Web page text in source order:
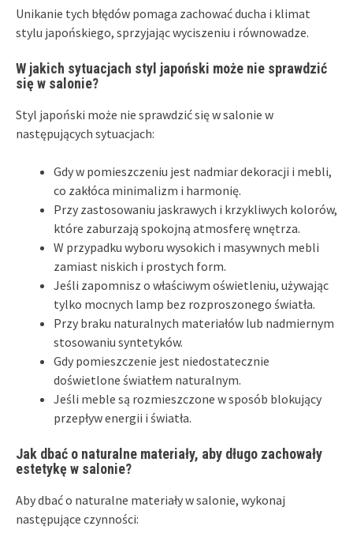
Unikanie tych błędów pomaga zachować ducha i klimat
stylu japońskiego, sprzyjając wyciszeniu i równowadze.
W jakich sytuacjach styl japoński może nie sprawdzić
się w salonie?
Styl japoński może nie sprawdzić się w salonie w
następujących sytuacjach:
Gdy w pomieszczeniu jest nadmiar dekoracji i mebli,
co zakłóca minimalizm i harmonię.
Przy zastosowaniu jaskrawych i krzykliwych kolorów,
które zaburzają spokojną atmosferę wnętrza.
W przypadku wyboru wysokich i masywnych mebli
zamiast niskich i prostych form.
Jeśli zapomnisz o właściwym oświetleniu, używając
tylko mocnych lamp bez rozproszonego światła.
Przy braku naturalnych materiałów lub nadmiernym
stosowaniu syntetyków.
Gdy pomieszczenie jest niedostatecznie
doświetlone światłem naturalnym.
Jeśli meble są rozmieszczone w sposób blokujący
przepływ energii i światła.
Jak dbać o naturalne materiały, aby długo zachowały
estetykę w salonie?
Aby dbać o naturalne materiały w salonie, wykonaj
następujące czynności: